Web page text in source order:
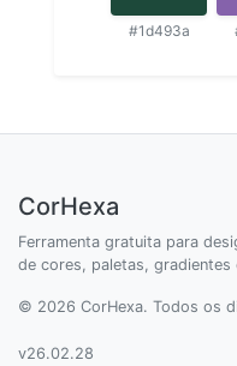
#1d493a
CorHexa
Ferramenta gratuita para
de cores, paletas, gradientes
© 2026 CorHexa. Todos os
v26.02.28